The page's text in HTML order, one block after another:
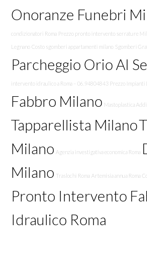
Onoranze Funebri
condizionatori Roma Prezzo pronto intervento serrature
Legnano Costo sgomberi appartamenti milano Sgomberi
Parcheggio Orio Al
intervento idraulico a Roma – 06.94804843 Prezzo Impianti
Fabbro Milano Mastoplastica
Tapparellista Milano
Milano Agenzia investigativa economica Roma
Milano Traslochi Roma Artemisia annua Roma
Pronto Intervento
Idraulico Roma